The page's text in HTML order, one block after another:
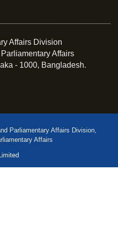
Affairs Division
Affairs
- 1000, Bangladesh.
Parliamentary Affairs Division,
Affairs